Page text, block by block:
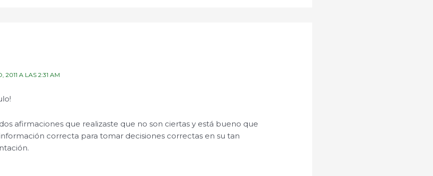
2011 A LAS 2:31 AM
afirmaciones que realizaste que no son ciertas y está bueno que
correcta para tomar decisiones correctas en su tan